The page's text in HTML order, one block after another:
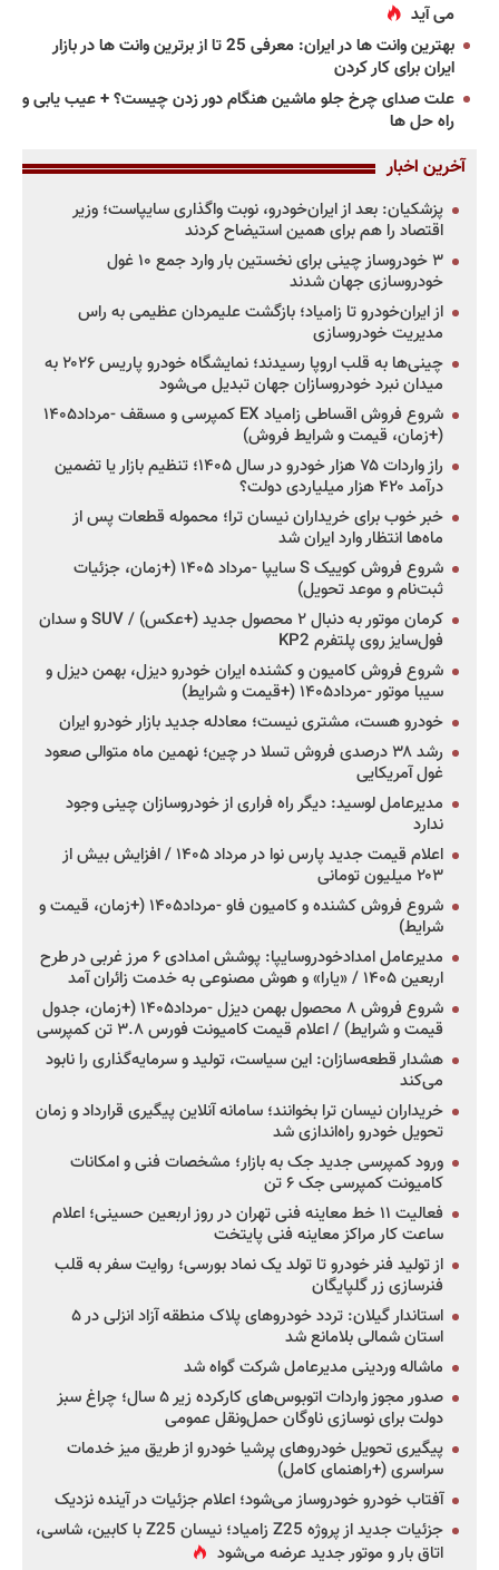
می آید
بهترین وانت ها در ایران: معرفی 25 تا از برترین وانت ها در بازار
ایران برای کار کردن
علت صدای چرخ جلو ماشین هنگام دور زدن چیست؟ + عیب یابی و
راه حل ها
آخرین اخبار
پزشکیان: بعد از ایران‌خودرو، نوبت واگذاری سایپاست؛ وزیر
اقتصاد را هم برای همین استیضاح کردند
۳ خودروساز چینی برای نخستین بار وارد جمع ۱۰ غول
خودروسازی جهان شدند
از ایران‌خودرو تا زامیاد؛ بازگشت علیمردان عظیمی به راس
مدیریت خودروسازی
چینی‌ها به قلب اروپا رسیدند؛ نمایشگاه خودرو پاریس ۲۰۲۶ به
میدان نبرد خودروسازان جهان تبدیل می‌شود
شروع فروش اقساطی زامیاد EX کمپرسی و مسقف -مرداد۱۴۰۵
(+زمان، قیمت و شرایط فروش)
راز واردات ۷۵ هزار خودرو در سال ۱۴۰۵؛ تنظیم بازار یا تضمین
درآمد ۴۲۰ هزار میلیاردی دولت؟
خبر خوب برای خریداران نیسان ترا؛ محموله قطعات پس از
ماه‌ها انتظار وارد ایران شد
شروع فروش کوییک S سایپا -مرداد ۱۴۰۵ (+زمان، جزئیات
ثبت‌نام و موعد تحویل)
کرمان موتور به دنبال ۲ محصول جدید (+عکس) / SUV و سدان
فول‌سایز روی پلتفرم KP2
شروع فروش کامیون و کشنده ایران خودرو دیزل، بهمن دیزل و
سیبا موتور -مرداد۱۴۰۵ (+قیمت و شرایط)
خودرو هست، مشتری نیست؛ معادله جدید بازار خودرو ایران
رشد ۳۸ درصدی فروش تسلا در چین؛ نهمین ماه متوالی صعود
غول آمریکایی
مدیرعامل لوسید: دیگر راه فراری از خودروسازان چینی وجود
ندارد
اعلام قیمت جدید پارس نوا در مرداد ۱۴۰۵ / افزایش بیش از
۲۰۳ میلیون تومانی
شروع فروش کشنده و کامیون فاو -مرداد۱۴۰۵ (+زمان، قیمت و
شرایط)
مدیرعامل امدادخودروسایپا: پوشش امدادی ۶ مرز غربی در طرح
اربعین ۱۴۰۵ / «یارا» و هوش مصنوعی به خدمت زائران آمد
شروع فروش ۸ محصول بهمن دیزل -مرداد۱۴۰۵ (+زمان، جدول
قیمت و شرایط) / اعلام قیمت کامیونت فورس ۳.۸ تن کمپرسی
هشدار قطعه‌سازان: این سیاست، تولید و سرمایه‌گذاری را نابود
می‌کند
خریداران نیسان ترا بخوانند؛ سامانه آنلاین پیگیری قرارداد و زمان
تحویل خودرو راه‌اندازی شد
ورود کمپرسی جدید جک به بازار؛ مشخصات فنی و امکانات
کامیونت کمپرسی جک ۶ تن
فعالیت ۱۱ خط معاینه فنی تهران در روز اربعین حسینی؛ اعلام
ساعت کار مراکز معاینه فنی پایتخت
از تولید فنر خودرو تا تولد یک نماد بورسی؛ روایت سفر به قلب
فنرسازی زر گلپایگان
استاندار گیلان: تردد خودروهای پلاک منطقه آزاد انزلی در ۵
استان شمالی بلامانع شد
ماشاله وردینی مدیرعامل شرکت گواه شد
صدور مجوز واردات اتوبوس‌های کارکرده زیر ۵ سال؛ چراغ سبز
دولت برای نوسازی ناوگان حمل‌ونقل عمومی
پیگیری تحویل خودروهای پرشیا خودرو از طریق میز خدمات
سراسری (+راهنمای کامل)
آفتاب خودرو خودروساز می‌شود؛ اعلام جزئیات در آینده نزدیک
جزئیات جدید از پروژه Z25 زامیاد؛ نیسان Z25 با کابین، شاسی،
اتاق بار و موتور جدید عرضه می‌شود